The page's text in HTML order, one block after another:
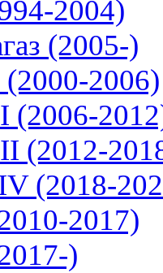
2004)
(2005-)
2006)
(2006-
(2012-
(2018-
2017)
)